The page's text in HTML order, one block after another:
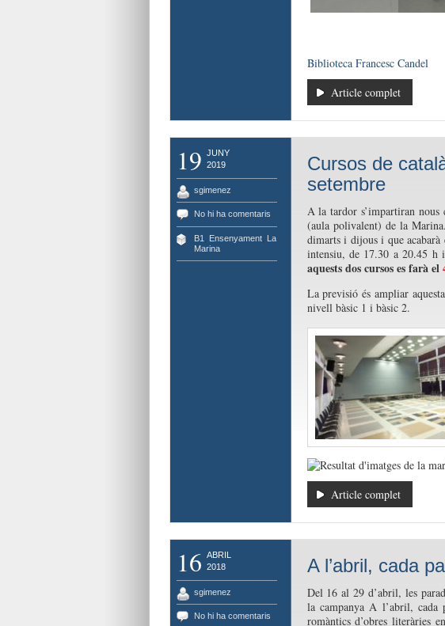
Biblioteca Francesc Candel
Article complet
19 JUNY
2019
sgimenez
No hi ha comentaris
B1 Ensenyament, La
Marina
Cursos de
setembre
A la tardor s’impartiran nous
(aula polivalent) de la
dimarts i dijous i que acabarà
intensiu, de 17.30 a 20.45
aquests dos cursos es farà el
La previsió és ampliar
nivell bàsic 1 i bàsic 2.
Article complet
16 ABRIL
2018
sgimenez
No hi ha comentaris
A l’abril, cada
Del 16 al 29 d’abril, les
la campanya A l’abril, cada
romàntics d’obres literàries